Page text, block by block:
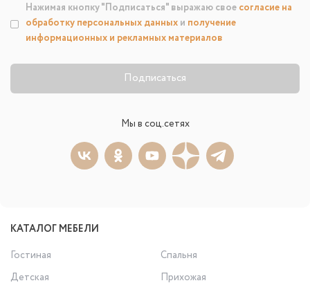
Подписаться
Нажимая кнопку "Подписаться" выражаю свое согласие на
обработку персональных данных и получение
информационных и рекламных материалов
Мы в соц.сетях
КАТАЛОГ МЕБЕЛИ
Гостиная
Спальня
Детская
Прихожая